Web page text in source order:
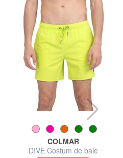
COLMAR
DIVE Costum de baie